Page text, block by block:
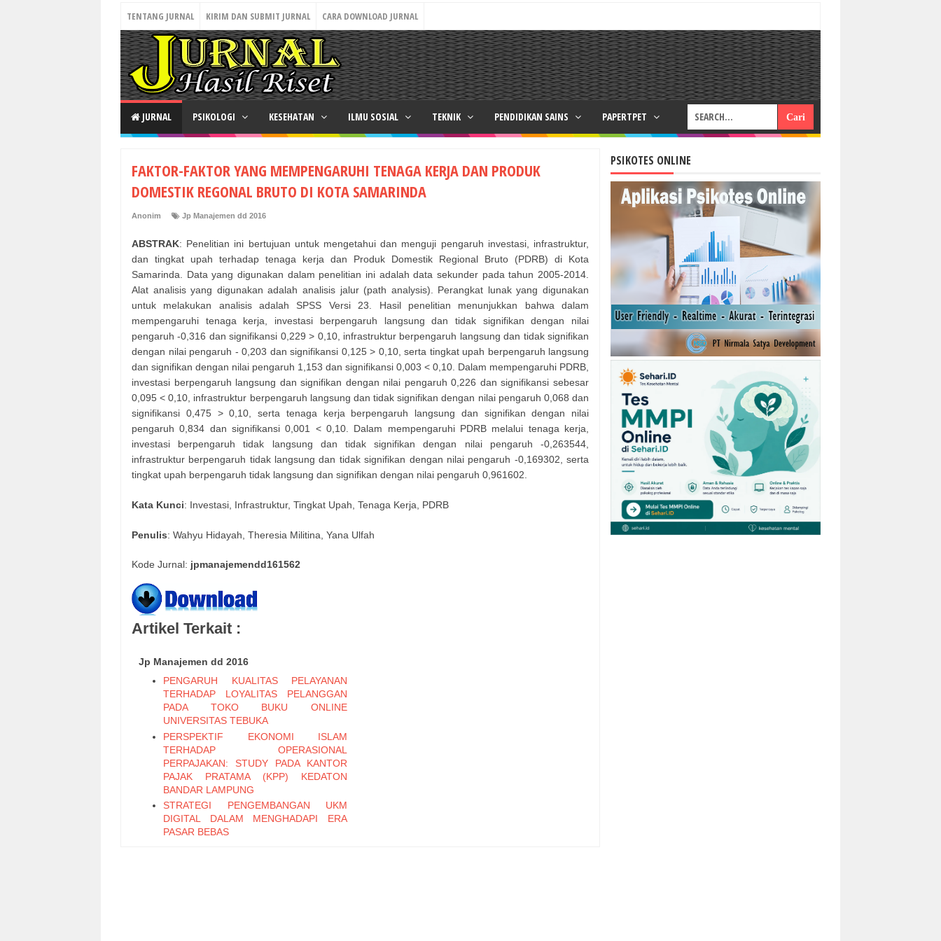
TENTANG JURNAL KIRIM DAN SUBMIT JURNAL CARA DOWNLOAD JURNAL
JURNAL PSIKOLOGI KESEHATAN ILMU SOSIAL TEKNIK PENDIDIKAN SAINS PAPERTPET
FAKTOR-FAKTOR YANG MEMPENGARUHI TENAGA KERJA DAN PRODUK
DOMESTIK REGONAL BRUTO DI KOTA SAMARINDA
Anonim Jp Manajemen dd 2016
ABSTRAK: Penelitian ini bertujuan untuk mengetahui dan menguji pengaruh investasi, infrastruktur,
dan tingkat upah terhadap tenaga kerja dan Produk Domestik Regional Bruto (PDRB) di Kota
Samarinda. Data yang digunakan dalam penelitian ini adalah data sekunder pada tahun 2005-2014.
Alat analisis yang digunakan adalah analisis jalur (path analysis). Perangkat lunak yang digunakan
untuk melakukan analisis adalah SPSS Versi 23. Hasil penelitian menunjukkan bahwa dalam
mempengaruhi tenaga kerja, investasi berpengaruh langsung dan tidak signifikan dengan nilai
pengaruh -0,316 dan signifikansi 0,229 > 0,10, infrastruktur berpengaruh langsung dan tidak signifikan
dengan nilai pengaruh - 0,203 dan signifikansi 0,125 > 0,10, serta tingkat upah berpengaruh langsung
dan signifikan dengan nilai pengaruh 1,153 dan signifikansi 0,003 < 0,10. Dalam mempengaruhi PDRB,
investasi berpengaruh langsung dan signifikan dengan nilai pengaruh 0,226 dan signifikansi sebesar
0,095 < 0,10, infrastruktur berpengaruh langsung dan tidak signifikan dengan nilai pengaruh 0,068 dan
signifikansi 0,475 > 0,10, serta tenaga kerja berpengaruh langsung dan signifikan dengan nilai
pengaruh 0,834 dan signifikansi 0,001 < 0,10. Dalam mempengaruhi PDRB melalui tenaga kerja,
investasi berpengaruh tidak langsung dan tidak signifikan dengan nilai pengaruh -0,263544,
infrastruktur berpengaruh tidak langsung dan tidak signifikan dengan nilai pengaruh -0,169302, serta
tingkat upah berpengaruh tidak langsung dan signifikan dengan nilai pengaruh 0,961602.
Kata Kunci: Investasi, Infrastruktur, Tingkat Upah, Tenaga Kerja, PDRB
Penulis: Wahyu Hidayah, Theresia Militina, Yana Ulfah
Kode Jurnal: jpmanajemendd161562
Artikel Terkait :
Jp Manajemen dd 2016
PENGARUH KUALITAS PELAYANAN
TERHADAP LOYALITAS PELANGGAN
PADA TOKO BUKU ONLINE
UNIVERSITAS TEBUKA
PERSPEKTIF EKONOMI ISLAM
TERHADAP OPERASIONAL
PERPAJAKAN: STUDY PADA KANTOR
PAJAK PRATAMA (KPP) KEDATON
BANDAR LAMPUNG
STRATEGI PENGEMBANGAN UKM
DIGITAL DALAM MENGHADAPI ERA
PASAR BEBAS
PSIKOTES ONLINE